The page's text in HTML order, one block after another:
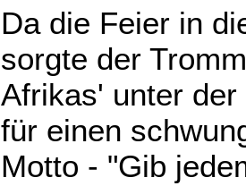
Da die Feier in
sorgte der
Afrikas' unter
für einen
Motto - "Gib